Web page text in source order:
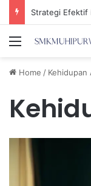
Menu
Home / Kehidupan